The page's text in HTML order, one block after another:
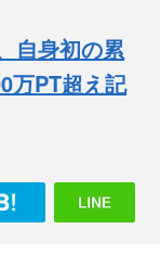
自身初の累
万PT超え記